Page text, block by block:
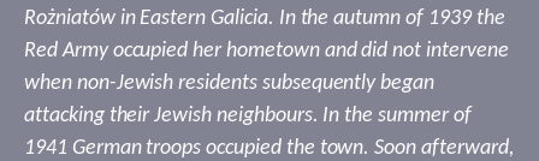
Rożniatów in Eastern Galicia. In the autumn of 1939 the
Red Army occupied her hometown and did not intervene
when non-Jewish residents subsequently began
attacking their Jewish neighbours. In the summer of
1941 German troops occupied the town. Soon afterward,